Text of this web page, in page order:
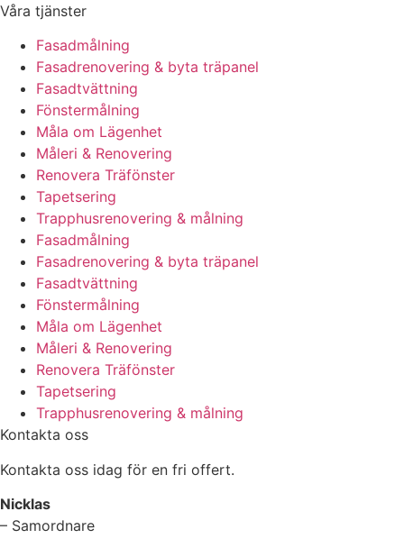
Våra tjänster
Fasadmålning
Fasadrenovering & byta träpanel
Fasadtvättning
Fönstermålning
Måla om Lägenhet
Måleri & Renovering
Renovera Träfönster
Tapetsering
Trapphusrenovering & målning
Fasadmålning
Fasadrenovering & byta träpanel
Fasadtvättning
Fönstermålning
Måla om Lägenhet
Måleri & Renovering
Renovera Träfönster
Tapetsering
Trapphusrenovering & målning
Kontakta oss
Kontakta oss idag för en fri offert.
Nicklas
– Samordnare